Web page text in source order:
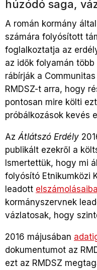
húzódó saga,
A román kormány
számára folyósított
foglalkoztatja az
az idők folyamán
rábírják a
RMDSZ-t arra, hogy
pontosan mire költi
próbálkozások kevés
Az Átlátszó Erdély
publikált ezekről a
Ismertettük, hogy mi
folyósító Etnikumközi
leadott
kormányszervnek
vázlatosak, hogy
2016 májusában
dokumentumot az
ezt az RMDSZ